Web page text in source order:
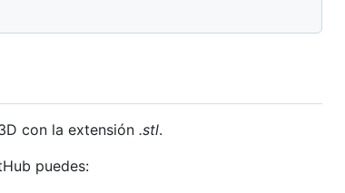
con la extensión .stl.
puedes: